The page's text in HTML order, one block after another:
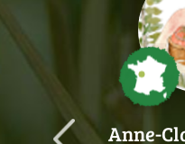
Anne-